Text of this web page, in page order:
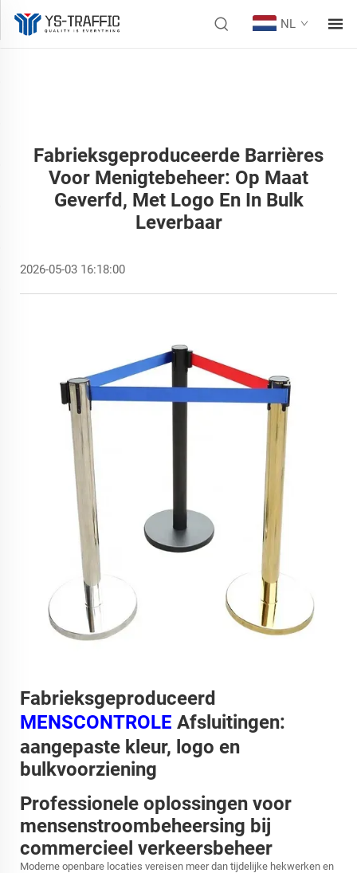
NL
Fabrieksgeproduceerde Barrières
Voor Menigtebeheer: Op Maat
Geverfd, Met Logo En In Bulk
Leverbaar
2026-05-03 16:18:00
Fabrieksgeproduceerd
MENSCONTROLE Afsluitingen:
aangepaste kleur, logo en
bulkvoorziening
Professionele oplossingen voor
mensenstroombeheersing bij
commercieel verkeersbeheer
Moderne openbare locaties vereisen meer dan tijdelijke hekwerken en